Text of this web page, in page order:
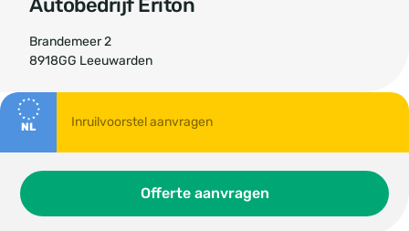
Brandemeer 2
8918GG Leeuwarden
NL
Offerte aanvragen